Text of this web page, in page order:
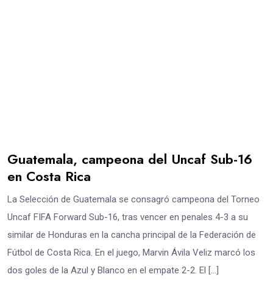
Guatemala, campeona del Uncaf Sub-16
en Costa Rica
La Selección de Guatemala se consagró campeona del Torneo
Uncaf FIFA Forward Sub-16, tras vencer en penales 4-3 a su
similar de Honduras en la cancha principal de la Federación de
Fútbol de Costa Rica. En el juego, Marvin Ávila Veliz marcó los
dos goles de la Azul y Blanco en el empate 2-2. El […]